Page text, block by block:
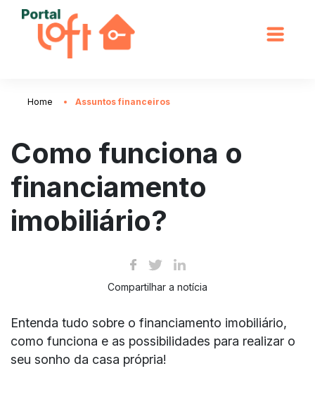
Home Assuntos financeiros
Como funciona o
financiamento
imobiliário?
Compartilhar a notícia
Entenda tudo sobre o financiamento imobiliário,
como funciona e as possibilidades para realizar o
seu sonho da casa própria!